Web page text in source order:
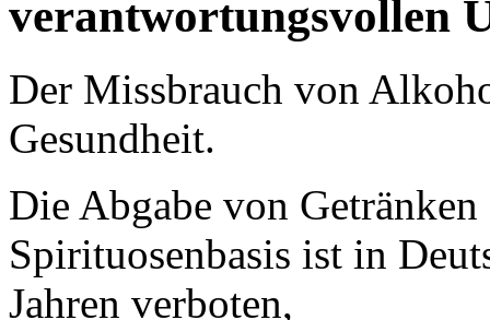
verantwortungsvollen
Der Missbrauch von
Gesundheit.
Die Abgabe von
Spirituosenbasis ist in
Jahren verboten,